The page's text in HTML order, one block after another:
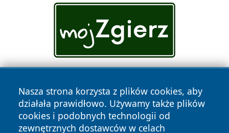
Nasza strona korzysta z plików cookies, aby
działała prawidłowo. Używamy także plików
cookies i podobnych technologii od
zewnętrznych dostawców w celach